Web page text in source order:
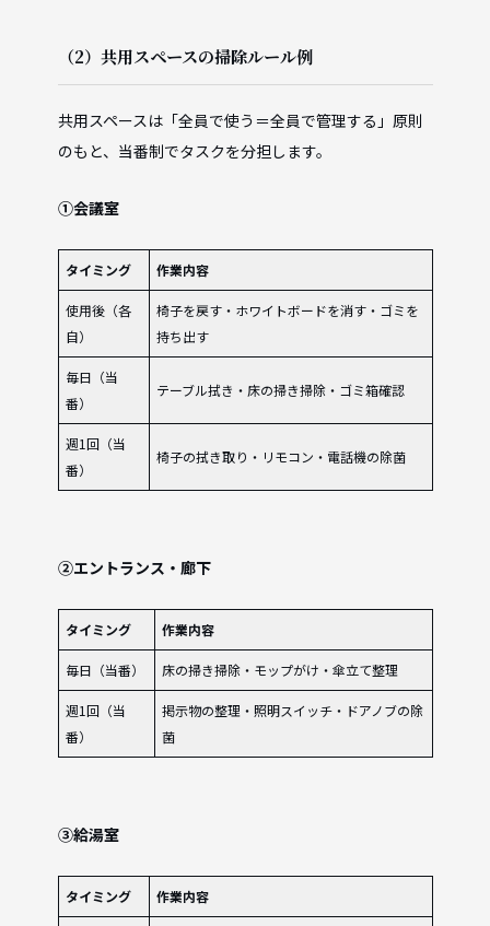
（2）共用スペースの掃除ルール例
共用スペースは「全員で使う＝全員で管理する」原則
のもと、当番制でタスクを分担します。
①会議室
タイミング 作業内容
使用後（各
自）
椅子を戻す・ホワイトボードを消す・ゴミを
持ち出す
毎日（当
番）
テーブル拭き・床の掃き掃除・ゴミ箱確認
週1回（当
番）
椅子の拭き取り・リモコン・電話機の除菌
②エントランス・廊下
タイミング 作業内容
毎日（当番） 床の掃き掃除・モップがけ・傘立て整理
週1回（当
番）
掲示物の整理・照明スイッチ・ドアノブの除
菌
③給湯室
タイミング 作業内容